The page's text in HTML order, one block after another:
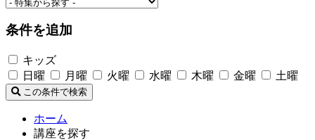
条件を追加
キッズ
日曜
月曜 火曜 水曜 木曜 金曜 土曜
この条件で検索
ホーム
講座を探す